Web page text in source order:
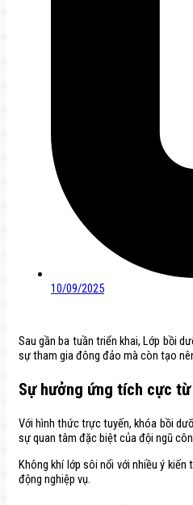
10/09/2025
Sau gần ba tuần triển khai, Lớp bồi
sự tham gia đông đảo mà còn tạo
Sự hưởng ứng tích cực
Với hình thức trực tuyến, khóa bồi
sự quan tâm đặc biệt của đội ngũ
Không khí lớp sôi nổi với nhiều ý
động nghiệp vụ.